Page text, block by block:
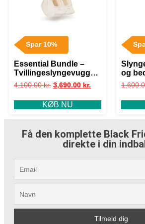
Spar 10%
Essential Bundle –
Tvillingeslyngevugge
med motor |
Moonboon
4,100.00kr. 3,690.00 kr.
KØB NU
og
baby
Få den komplette Black
direkte i din